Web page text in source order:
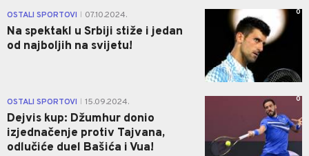
OSTALI SPORTOVI 07.10.2024.
Na spektakl u Srbiji stiže i jedan
od najboljih na svijetu!
0
OSTALI SPORTOVI 15.09.2024.
Dejvis kup: Džumhur donio
izjednačenje protiv Tajvana,
odlučiće duel Bašića i Vua!
0